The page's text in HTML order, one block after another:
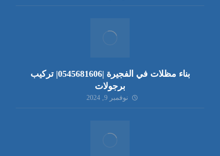
بناء مظلات في الفجيرة |0545681606| تركيب
برجولات
نوفمبر 9, 2024